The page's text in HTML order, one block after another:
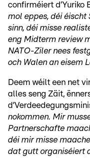
confirméiert d’Yuriko
mol eppes, déi éischt
sinn, déi misse
eng Midterm review
NATO-Ziler nees
och Walen an eisem
Deem wéilt een net
alles seng Zäit,
nokommen. Mir
Partnerschafte
déi mir misse
dat gutt organiséiert